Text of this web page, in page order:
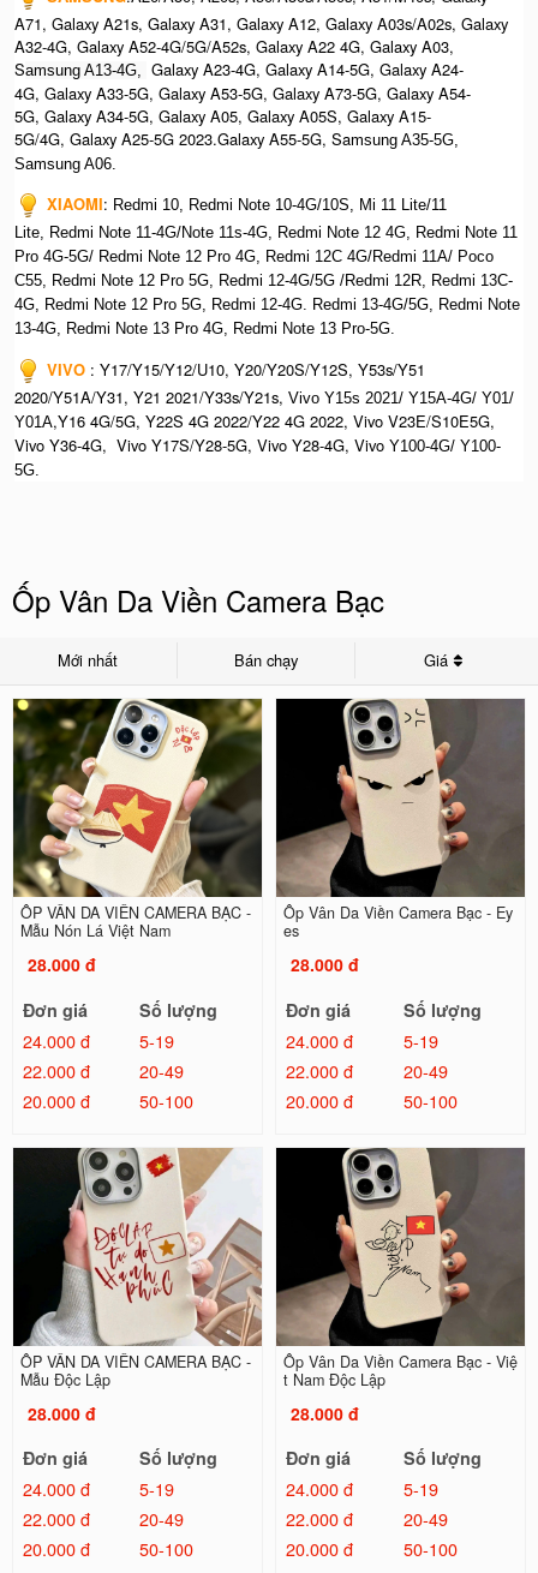
A71, Galaxy A21s, Galaxy A31, Galaxy A12, Galaxy A03s/A02s, Galaxy
A32-4G, Galaxy A52-4G/5G/A52s, Galaxy A22 4G, Galaxy A03,
Samsung A13-4G,
Galaxy A23-4G, Galaxy A14-5G, Galaxy A24-
4G, Galaxy A33-5G, Galaxy A53-5G, Galaxy A73-5G, Galaxy A54-
5G, Galaxy A34-5G, Galaxy A05, Galaxy A05S, Galaxy A15-
5G/4G, Galaxy A25-5G 2023.Galaxy A55-5G, Samsung A35-5G,
Samsung A06.
XIAOMI: Redmi 10, Redmi Note 10-4G/10S, Mi 11 Lite/11
Lite, Redmi Note 11-4G/Note 11s-4G, Redmi Note 12 4G, Redmi Note 11
Pro 4G-5G/ Redmi Note 12 Pro 4G, Redmi 12C 4G/Redmi 11A/ Poco
C55, Redmi Note 12 Pro 5G, Redmi 12-4G/5G /Redmi 12R, Redmi 13C-
4G, Redmi Note 12 Pro 5G, Redmi 12-4G. Redmi 13-4G/5G, Redmi Note
13-4G, Redmi Note 13 Pro 4G, Redmi Note 13 Pro-5G.
VIVO : Y17/Y15/Y12/U10, Y20/Y20S/Y12S, Y53s/Y51
2020/Y51A/Y31, Y21 2021/Y33s/Y21s, Vivo Y15s 2021/ Y15A-4G/ Y01/
Y01A,Y16 4G/5G, Y22S 4G 2022/Y22 4G 2022, Vivo V23E/S10E5G,
Vivo Y36-4G, Vivo Y17S/Y28-5G, Vivo Y28-4G, Vivo Y100-4G/ Y100-
5G.
Ốp Vân Da Viền Camera Bạc
Mới nhất Bán chạy Giá
ỐP VÂN DA VIỀN CAMERA BẠC -
Mẫu Nón Lá Việt Nam
28.000 đ
Đơn giá
Số lượng
24.000 đ
5-19
22.000 đ
20-49
20.000 đ
50-100
Ốp Vân Da Viền Camera Bạc - Ey
es
28.000 đ
Đơn giá
Số lượng
24.000 đ
5-19
22.000 đ
20-49
20.000 đ
50-100
ỐP VÂN DA VIỀN CAMERA BẠC -
Mẫu Độc Lập
28.000 đ
Đơn giá
Số lượng
24.000 đ
5-19
22.000 đ
20-49
20.000 đ
50-100
Ốp Vân Da Viền Camera Bạc - Việ
t Nam Độc Lập
28.000 đ
Đơn giá
Số lượng
24.000 đ
5-19
22.000 đ
20-49
20.000 đ
50-100